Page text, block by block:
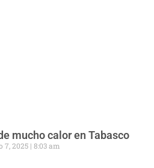
mucho calor en Tabasco
7, 2025 8:03 am